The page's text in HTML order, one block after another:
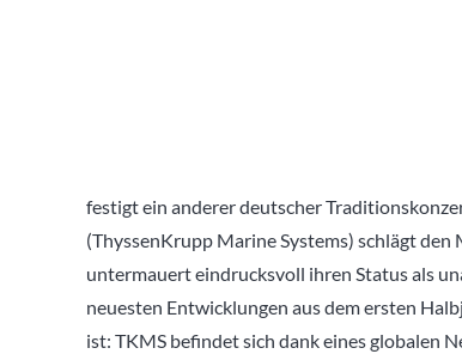
festigt ein anderer deutscher
(ThyssenKrupp Marine Systems) schlägt
untermauert eindrucksvoll ihren Status als
neuesten Entwicklungen aus dem ersten
ist: TKMS befindet sich dank eines globalen